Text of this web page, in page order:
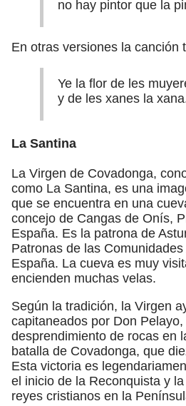
no hay pintor que la
En otras versiones la canción
Ye la flor de les
y de les xanes la
La Santina
La Virgen de Covadonga,
como La Santina, es una
que se encuentra en una
concejo de Cangas de Onís,
España. Es la patrona de
Patronas de las
España. La cueva es muy
encienden muchas velas.
Según la tradición, la Virgen
capitaneados por Don
desprendimiento de rocas en
batalla de Covadonga, que
Esta victoria es
el inicio de la Reconquista y
reyes cristianos en la